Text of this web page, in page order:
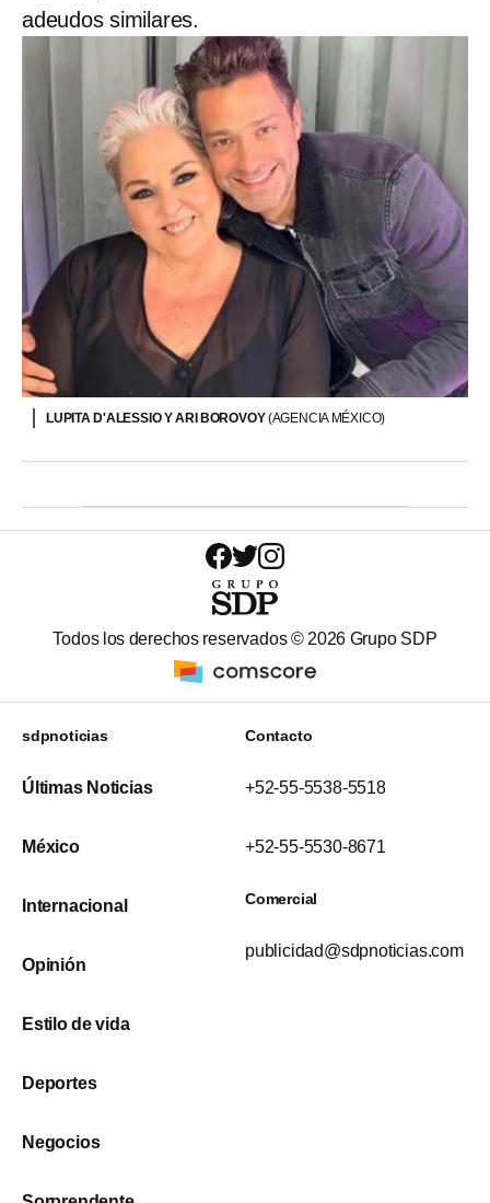
adeudos similares.
LUPITA D'ALESSIO Y ARI BOROVOY(AGENCIA MÉXICO)
Todos los derechos reservados © 2026 Grupo SDP
sdpnoticias
Últimas Noticias
México
Internacional
Opinión
Estilo de vida
Deportes
Negocios
Contacto
+52-55-5538-5518
+52-55-5530-8671
Comercial
publicidad@sdpnoticias.com